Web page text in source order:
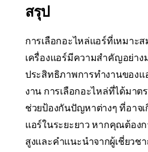
สรุป
การเลือกอะไหล่แอร์ที่เหมาะ
เครื่องแอร์มีความสำคัญอย่าง
ประสิทธิภาพการทำงานของแ
งาน การเลือกอะไหล่ที่ได้มา
ช่วยป้องกันปัญหาต่างๆ ที่อาจ
แอร์ในระยะยาว หากคุณต้อง
สูงและคำแนะนำจากผู้เชี่ยวช